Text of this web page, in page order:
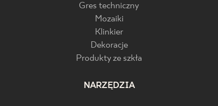
Gres techniczny
Mozaiki
Klinkier
Dekoracje
Produkty ze szkła
NARZĘDZIA